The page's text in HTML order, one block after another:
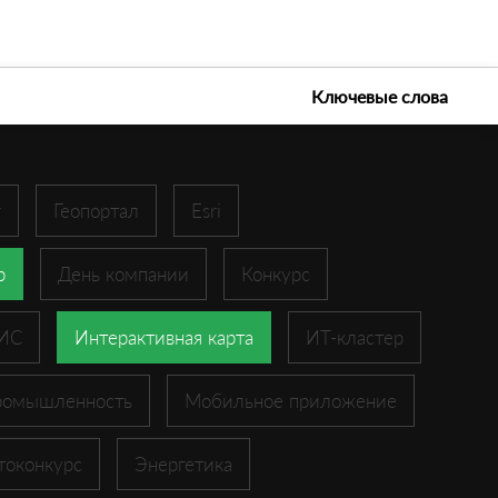
Ключевые слова
Геопортал Esri
День компании Конкурс
Интерактивная карта ИТ-кластер
Мобильное приложение
Энергетика